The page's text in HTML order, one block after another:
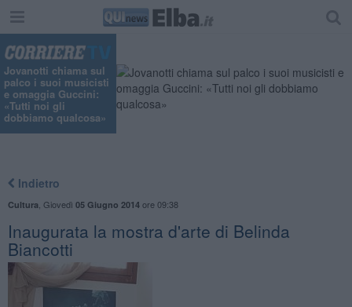
Jovanotti chiama sul
palco i suoi musicisti
e omaggia Guccini:
«Tutti noi gli
dobbiamo qualcosa»
Indietro
Cultura Giovedì 05 Giugno 2014ore 09:38
Inaugurata la mostra d'arte di Belinda
Biancotti